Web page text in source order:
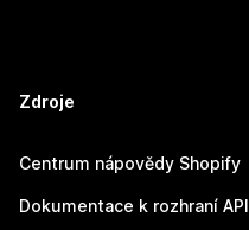
Zdroje
Centrum nápovědy Shopify
Dokumentace k rozhraní API